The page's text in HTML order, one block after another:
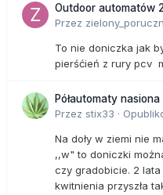
Outdoor automatów
Przez
To nie doniczka jak
pierśćień z rury pcv
Półautomaty
Przez stix33 ·
Na doły w ziemi nie
,,w" to doniczki
czy gradobicie. 2 lata
kwitnienia przyszła